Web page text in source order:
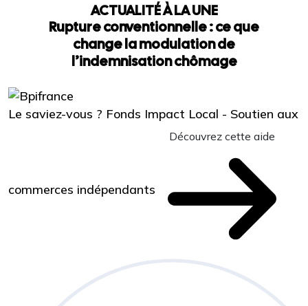
ACTUALITÉ À LA UNE
Rupture conventionnelle : ce que
change la modulation de
l’indemnisation chômage
Le saviez-vous ? Fonds Impact Local - Soutien aux
commerces indépendants
Découvrez cette aide